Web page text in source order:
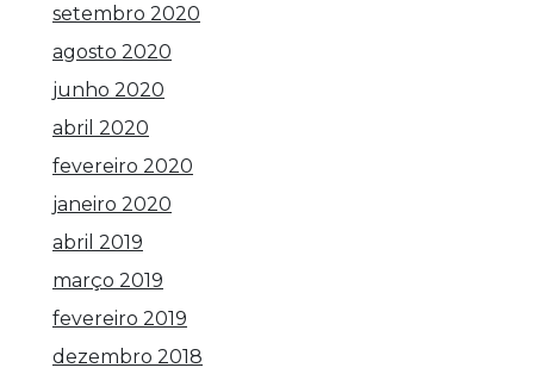
setembro 2020
agosto 2020
junho 2020
abril 2020
fevereiro 2020
janeiro 2020
abril 2019
março 2019
fevereiro 2019
dezembro 2018